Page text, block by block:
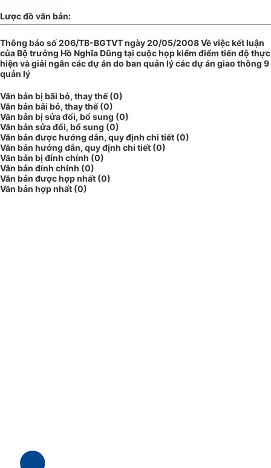
Lược đồ văn bản:
Thông báo số 206/TB-BGTVT ngày 20/05/2008 Về việc kết luận
của Bộ trưởng Hồ Nghĩa Dũng tại cuộc họp kiểm điểm tiến độ thực
hiện và giải ngân các dự án do ban quản lý các dự án giao thông 9
quản lý
Văn bản bị bãi bỏ, thay thế (0)
Văn bản bãi bỏ, thay thế (0)
Văn bản bị sửa đổi, bổ sung (0)
Văn bản sửa đổi, bổ sung (0)
Văn bản được hướng dẫn, quy định chi tiết (0)
Văn bản hướng dẫn, quy định chi tiết (0)
Văn bản bị đính chính (0)
Văn bản đính chính (0)
Văn bản được hợp nhất (0)
Văn bản hợp nhất (0)